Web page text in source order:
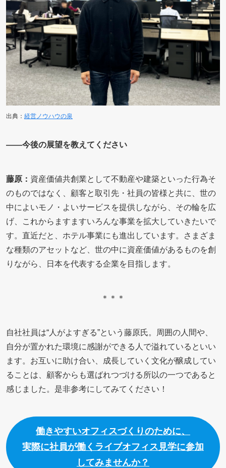
出典： 経営ノウハウの泉
――今後の展望を教えてください
藤原： 資産価値共創業として不動産や建築といった行為そ
のものではなく、顧客と取引先・社員の皆様と共に、世の
中によいモノ・よいサービスを提供しながら、その輪を広
げ、これからますますいろんな事業を拡大していきたいで
す。直近だと、ホテル事業にも進出しています。さまざま
な種類のアセットなど、世の中に資産価値があるものを創
りながら、日本を代表する企業を目指します。
＊＊＊
自社社員は“人がよすぎる”という藤原氏。周囲の人間や、
自分が置かれた環境に感謝ができる人で溢れているといい
ます。お互いに助け合い、成長していく文化が醸成してい
ることは、顧客からも選ばれつづける所以の一つであると
感じました。是非参考にしてみてください！
働きやすいオフィスづくりのために、
実際に社員が働くライブオフィス見学に参加
してみませんか？